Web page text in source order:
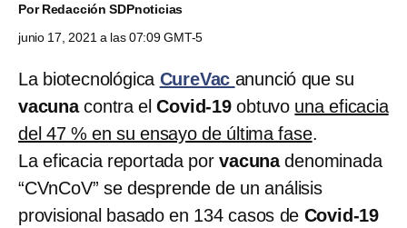
PorRedacción SDPnoticias
junio 17, 2021 a las 07:09 GMT-5
La biotecnológica CureVac anunció que su
vacunacontra elCovid-19obtuvo una eficacia
del 47 % en su ensayo de última fase.
La eficacia reportada porvacunadenominada
“CVnCoV” se desprende de un análisis
provisional basado en 134 casos de Covid-19